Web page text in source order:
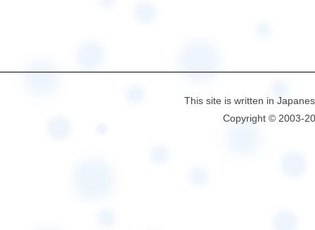
This site is written in
Copyright © 2003-